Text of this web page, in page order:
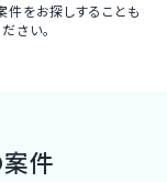
件をお探しすることも
ださい。
件